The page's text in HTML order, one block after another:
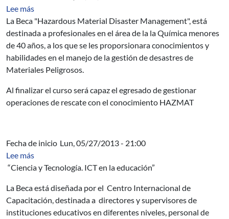
Lee mássobre Hazardous Material Disaster Management
La Beca "Hazardous Material Disaster Management", está
destinada a profesionales en el área de la la Química menores
de 40 años, a los que se les proporsionara conocimientos y
habilidades en el manejo de la gestión de desastres de
Materiales Peligrosos.
Al finalizar el curso será capaz el egresado de gestionar
operaciones de rescate con el conocimiento HAZMAT
Fecha de inicio Lun, 05/27/2013 - 21:00
Lee mássobre “Ciencia y Tecnología. ICT en la educación”
“Ciencia y Tecnología. ICT en la educación”
La Beca está diseñada por el Centro Internacional de
Capacitación, destinada a directores y supervisores de
instituciones educativos en diferentes niveles, personal de